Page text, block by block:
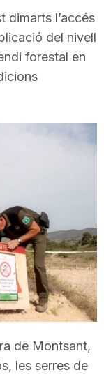
dimarts l’accés
del nivell
forestal en
de Montsant,
les serres de